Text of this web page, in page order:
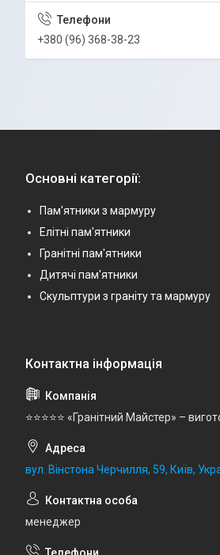
+380 (96) 368-38-23
Основні категорії:
Пам'ятники з мармуру
Елітні пам'ятники
Гранітні пам'ятники
Дитячі пам'ятники
Скульптури з граніту та мармуру
⭐⭐⭐⭐⭐ «Гранітний Майстер» –
вул. Вінстона Черчилля, 59, Київ,
менеджер